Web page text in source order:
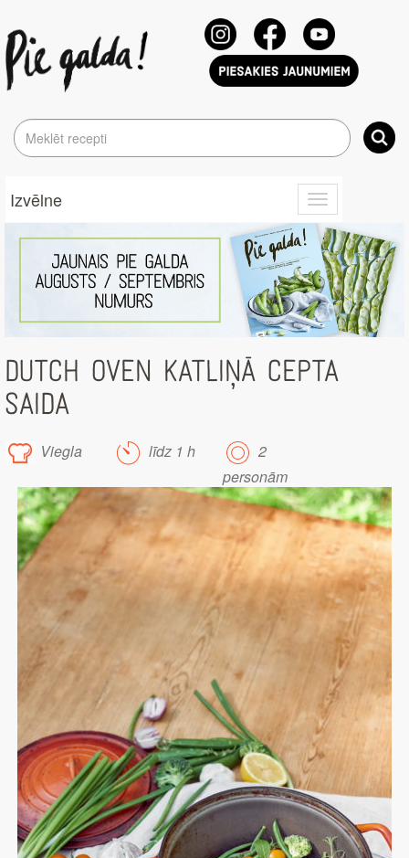
Toggle
navigation
Izvēlne
DUTCH OVEN KATLIŅĀ CEPTA
SAIDA
Viegla līdz 1 h
2
personām